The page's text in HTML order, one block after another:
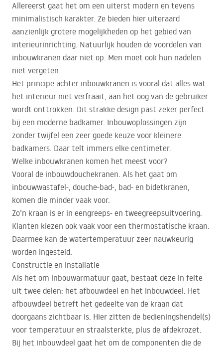
Allereerst gaat het om een uiterst modern en tevens
minimalistisch karakter. Ze bieden hier uiteraard
aanzienlijk grotere mogelijkheden op het gebied van
interieurinrichting. Natuurlijk houden de voordelen van
inbouwkranen daar niet op. Men moet ook hun nadelen
niet vergeten.
Het principe achter inbouwkranen is vooral dat alles wat
het interieur niet verfraait, aan het oog van de gebruiker
wordt onttrokken. Dit strakke design past zeker perfect
bij een moderne badkamer. Inbouwoplossingen zijn
zonder twijfel een zeer goede keuze voor kleinere
badkamers. Daar telt immers elke centimeter.
Welke inbouwkranen komen het meest voor?
Vooral de inbouwdouchekranen. Als het gaat om
inbouwwastafel-, douche-bad-, bad- en bidetkranen,
komen die minder vaak voor.
Zo’n kraan is er in eengreeps- en tweegreepsuitvoering.
Klanten kiezen ook vaak voor een thermostatische kraan.
Daarmee kan de watertemperatuur zeer nauwkeurig
worden ingesteld.
Constructie en installatie
Als het om inbouwarmatuur gaat, bestaat deze in feite
uit twee delen: het afbouwdeel en het inbouwdeel. Het
afbouwdeel betreft het gedeelte van de kraan dat
doorgaans zichtbaar is. Hier zitten de bedieningshendel(s)
voor temperatuur en straalsterkte, plus de afdekrozet.
Bij het inbouwdeel gaat het om de componenten die de